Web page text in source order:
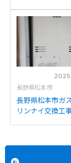
SN4-3715への
2025
長野県松本市
長野県松本市ガ
リンナイ交換工